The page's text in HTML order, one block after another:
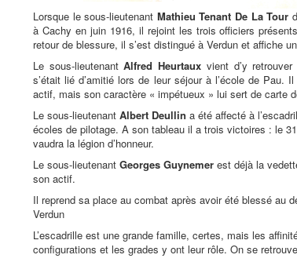
Lorsque le sous-lieutenant Mathieu Tenant De La Tour
à Cachy en juin 1916, il rejoint les trois officiers
retour de blessure, il s’est distingué à Verdun et affiche
Le sous-lieutenantAlfred Heurtaux vient d’y
s’était lié d’amitié lors de leur séjour à l’école de Pau.
actif, mais son caractère « impétueux » lui sert de carte
Le sous-lieutenant Albert Deullin a été affecté à
écoles de pilotage. A son tableau il a trois victoires : le
vaudra la légion d’honneur.
Le sous-lieutenant Georges Guynemer est déjà la
son actif.
Il reprend sa place au combat après avoir été blessé au
Verdun
L’escadrille est une grande famille, certes, mais les
configurations et les grades y ont leur rôle. On se